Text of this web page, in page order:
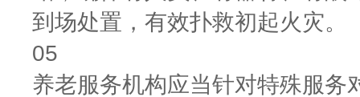
到场处置，有效扑救初起火灾。
05
养老服务机构应当针对特殊服务